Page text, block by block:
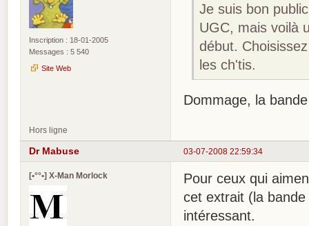
Inscription : 18-01-2005
Messages : 5 540
Site Web
Je suis bon
UGC, mais voilà
début.
les ch'tis.
Dommage, la
Hors ligne
03-07-2008 22:59:34
Dr Mabuse
[•°°•] X-Man Morlock
Pour ceux qui
cet extrait (la
intéressant.